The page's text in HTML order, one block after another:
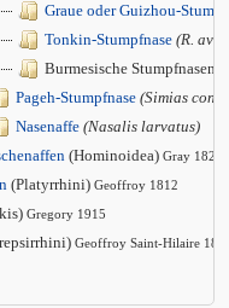
Graue oder Guizhou-
Tonkin-Stumpfnase (R.
Burmesische
Pageh-Stumpfnase (Simias
Nasenaffe (Nasalis larvatus)
(Hominoidea) Gray 1825
(Platyrrhini) Geoffroy 1812
Gregory 1915
Geoffroy Saint-Hilaire